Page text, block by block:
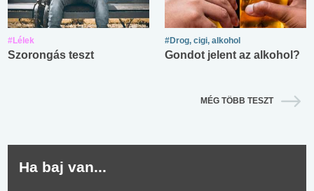
#Lélek
Szorongás teszt
#Drog, cigi, alkohol
Gondot jelent az alkohol?
MÉG TÖBB TESZT
Ha baj van...